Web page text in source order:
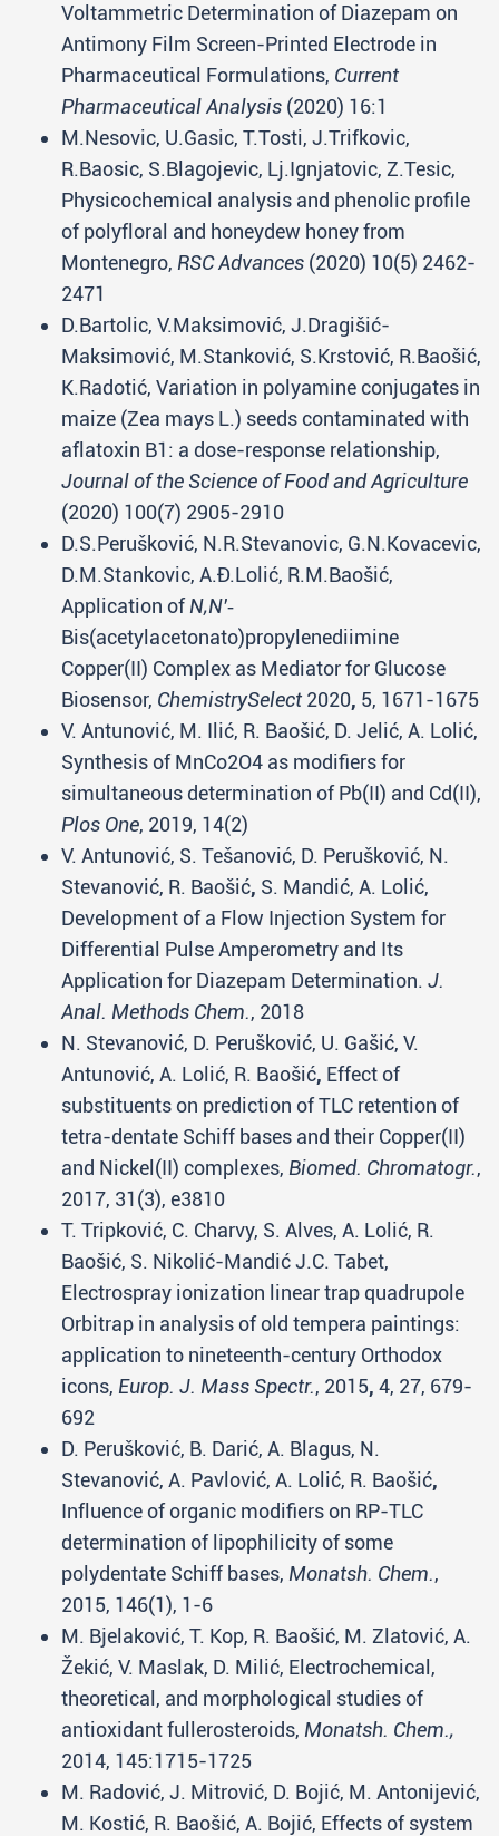
Voltammetric Determination of Diazepam on
Antimony Film Screen-Printed Electrode in
Pharmaceutical Formulations, Current
Pharmaceutical Analysis (2020) 16:1
M.Nesovic, U.Gasic, T.Tosti, J.Trifkovic,
R.Baosic, S.Blagojevic, Lj.Ignjatovic, Z.Tesic,
Physicochemical analysis and phenolic profile
of polyfloral and honeydew honey from
Montenegro, RSC Advances (2020) 10(5) 2462-
2471
D.Bartolic, V.Maksimović, J.Dragišić-
Maksimović, M.Stanković, S.Krstović, R.Baošić,
K.Radotić, Variation in polyamine conjugates in
maize (Zea mays L.) seeds contaminated with
aflatoxin B1: a dose-response relationship,
Journal of the Science of Food and Agriculture
(2020) 100(7) 2905-2910
D.S.Perušković, N.R.Stevanovic, G.N.Kovacevic,
D.M.Stankovic, A.Đ.Lolić, R.M.Baošić,
Application ofN,N'‐
Bis(acetylacetonato)propylenediimine
Copper(II) Complex as Mediator for Glucose
Biosensor, ChemistrySelect2020, 5, 1671-1675
V. Antunović, M. Ilić, R. Baošić, D. Jelić, A. Lolić,
Synthesis of MnCo2O4 as modifiers for
simultaneous determination of Pb(II) and Cd(II),
Plos One, 2019, 14(2)
V. Antunović, S. Tešanović, D. Perušković, N.
Stevanović, R. Baošić, S. Mandić, A. Lolić,
Development of a Flow Injection System for
Differential Pulse Amperometry and Its
Application for Diazepam Determination. J.
Anal. Methods Chem., 2018
N. Stevanović, D. Perušković, U. Gašić, V.
Antunović, A. Lolić, R. Baošić, Effect of
substituents on prediction of TLC retention of
tetra-dentate Schiff bases and their Copper(II)
and Nickel(II) complexes, Biomed. Chromatogr.,
2017, 31(3), e3810
T. Tripković, C. Charvy, S. Alves, A. Lolić, R.
Baošić, S. Nikolić-Mandić Ј.C. Tabet,
Electrospray ionization linear trap quadrupole
Orbitrap in analysis of old tempera paintings:
application to nineteenth-century Orthodox
icons, Europ. J. Mass Spectr., 2015, 4, 27, 679-
692
D. Perušković, B. Darić, A. Blagus, N.
Stevanović, A. Pavlović, A. Lolić, R. Baošić,
Influence of organic modifiers on RP-TLC
determination of lipophilicity of some
polydentate Schiff bases, Monatsh. Chem.,
2015, 146(1), 1-6
M. Bjelaković, T. Kop, R. Baošić, M. Zlatović, A.
Žekić, V. Maslak, D. Milić, Electrochemical,
theoretical, and morphological studies of
antioxidant fullerosteroids, Monatsh. Chem.,
2014, 145:1715-1725
M. Radović, J. Mitrović, D. Bojić, M. Antonijević,
M. Kostić, R. Baošić, A. Bojić, Effects of system